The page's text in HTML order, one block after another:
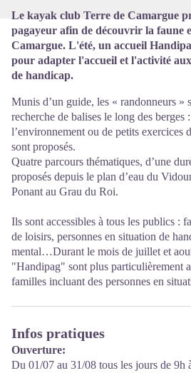
Le kayak club Terre de Camargue
pagayeur afin de découvrir la faune
Camargue. L'été, un accueil
pour adapter l'accueil et l'activité
de handicap.
Munis d’un guide, les « randonneurs »
recherche de balises le long des berges
l’environnement ou de petits exercices
sont proposés.
Quatre parcours thématiques, d’une
proposés depuis le plan d’eau du
Ponant au Grau du Roi.
Ils sont accessibles à tous les publics :
de loisirs, personnes en situation de
mental…Durant le mois de juillet et
"Handipag" sont plus particulièrement
familles incluant des personnes en
Infos pratiques
Ouverture:
Du 01/07 au 31/08 tous les jours de 9h